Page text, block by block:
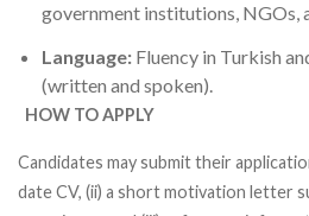
government institutions, NGOs,
Language: Fluency in Turkish
(written and spoken).
HOW TO APPLY
Candidates may submit their
date CV, (ii) a short motivation letter